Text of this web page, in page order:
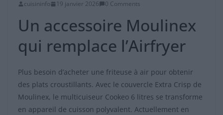
cuisininfo 19 janvier 2026 0 Comments
Un accessoire Moulinex
qui remplace l’Airfryer
Plus besoin d’acheter une friteuse à air pour obtenir
des plats croustillants. Avec le couvercle Extra Crisp de
Moulinex, le multicuiseur Cookeo 6 litres se transforme
en appareil de cuisson polyvalent. Actuellement en